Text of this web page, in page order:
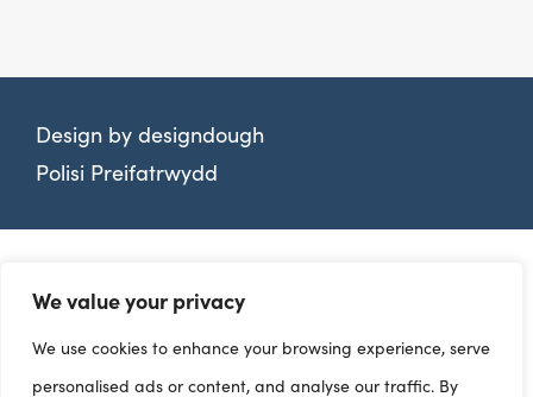
We value your privacy
We use cookies to enhance your browsing experience, serve
personalised ads or content, and analyse our traffic. By
Design by designdough
Polisi Preifatrwydd